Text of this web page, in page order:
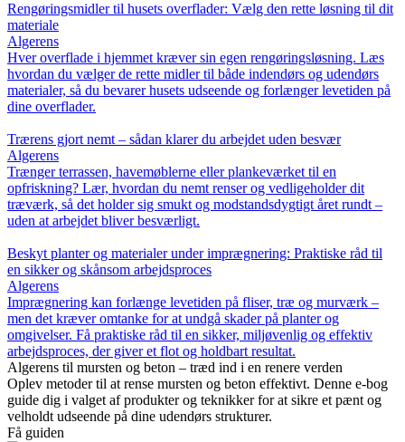
Rengøringsmidler til husets overflader: Vælg den rette løsning til dit
materiale
Algerens
Hver overflade i hjemmet kræver sin egen rengøringsløsning. Læs
hvordan du vælger de rette midler til både indendørs og udendørs
materialer, så du bevarer husets udseende og forlænger levetiden på
dine overflader.
Trærens gjort nemt – sådan klarer du arbejdet uden besvær
Algerens
Trænger terrassen, havemøblerne eller plankeværket til en
opfriskning? Lær, hvordan du nemt renser og vedligeholder dit
træværk, så det holder sig smukt og modstandsdygtigt året rundt –
uden at arbejdet bliver besværligt.
Beskyt planter og materialer under imprægnering: Praktiske råd til
en sikker og skånsom arbejdsproces
Algerens
Imprægnering kan forlænge levetiden på fliser, træ og murværk –
men det kræver omtanke for at undgå skader på planter og
omgivelser. Få praktiske råd til en sikker, miljøvenlig og effektiv
arbejdsproces, der giver et flot og holdbart resultat.
Algerens til mursten og beton – træd ind i en renere verden
Oplev metoder til at rense mursten og beton effektivt. Denne e-bog
guide dig i valget af produkter og teknikker for at sikre et pænt og
velholdt udseende på dine udendørs strukturer.
Få guiden